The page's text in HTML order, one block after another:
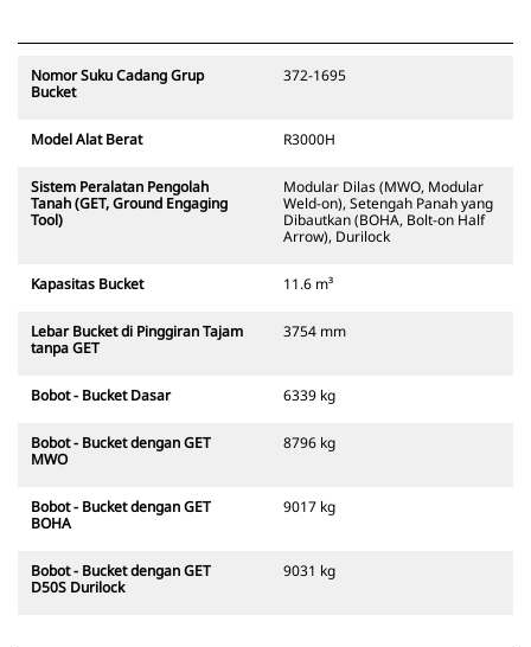
Nomor Suku Cadang Grup
Bucket
372-1695
Model Alat Berat R3000H
Sistem Peralatan Pengolah
Tanah (GET, Ground Engaging
Tool)
Modular Dilas (MWO, Modular
Weld-on), Setengah Panah yang
Dibautkan (BOHA, Bolt-on Half
Arrow), Durilock
Kapasitas Bucket 11.6 m³
Lebar Bucket di Pinggiran Tajam
tanpa GET
3754 mm
Bobot - Bucket Dasar 6339 kg
Bobot - Bucket dengan GET
MWO
8796 kg
Bobot - Bucket dengan GET
BOHA
9017 kg
Bobot - Bucket dengan GET
D50S Durilock
9031 kg